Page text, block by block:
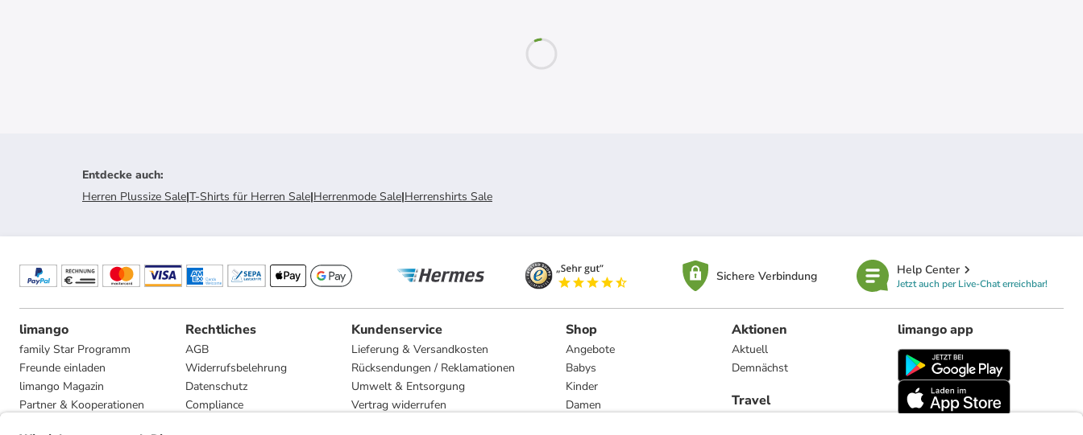
Entdecke auch:
Herren Plussize Sale|T-Shirts für Herren Sale|Herrenmode Sale|Herrenshirts Sale
Sichere Verbindung Help Center
Jetzt auch per Live-Chat erreichbar!
limango
family Star Programm
Freunde einladen
limango Magazin
Partner & Kooperationen
Rechtliches
AGB
Widerrufsbelehrung
Datenschutz
Compliance
Kundenservice
Lieferung & Versandkosten
Rücksendungen / Reklamationen
Umwelt & Entsorgung
Vertrag widerrufen
Shop
Angebote
Babys
Kinder
Damen
Aktionen
Aktuell
Demnächst
Travel
limango app